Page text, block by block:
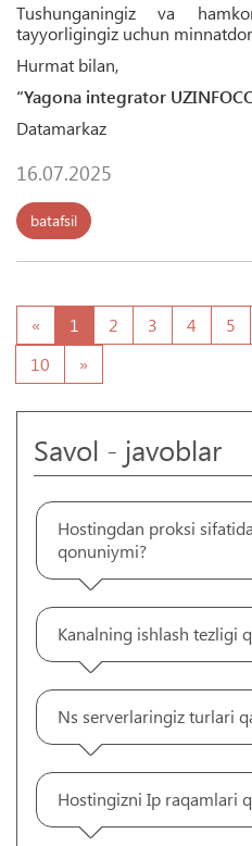
Tushunganingiz va
tayyorligingiz uchun
Hurmat bilan,
“Yagona integrator
Datamarkaz
16.07.2025
batafsil
« 1 2 3 4 5
10
»
Savol - javoblar
Hostingdan proksi
qonuniymi?
Kanalning ishlash tezligi
Ns serverlaringiz turlari
Hostingizni Ip raqamlari